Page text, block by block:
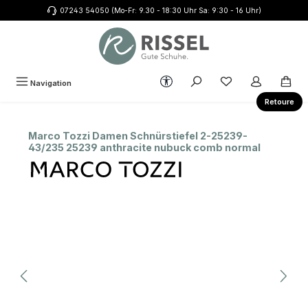
Zum Hauptinhalt springen07243 54050 (Mo-Fr: 9.30 - 18:30 Uhr Sa: 9:30 - 16 Uhr)
Retoure
Navigation Werkzeugleiste anzeigen
Du hast 0
Marco Tozzi Damen Schnürstiefel 2-25239-
43/235 25239 anthracite nubuck comb normal